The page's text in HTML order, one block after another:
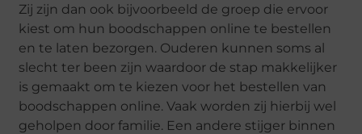
Zij zijn dan ook bijvoorbeeld de groep die ervoor
kiest om hun boodschappen online te bestellen
en te laten bezorgen. Ouderen kunnen soms al
slecht ter been zijn waardoor de stap makkelijker
is gemaakt om te kiezen voor het bestellen van
boodschappen online. Vaak worden zij hierbij wel
geholpen door familie. Een andere stijger binnen